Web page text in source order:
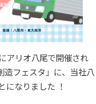
アリオ八尾で開催され
造フェスタ」に、当社八
になりました ！